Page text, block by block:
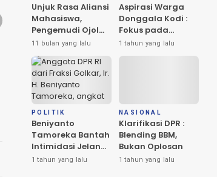
Unjuk Rasa Aliansi
Mahasiswa,
Pengemudi Ojol
dan Masyarakat
Berlangsung
Damai
11 bulan yang lalu
Aspirasi Warga
Donggala Kodi :
Fokus pada
Penerangan dan
1 tahun yang lalu
POLITIK
Beniyanto
Tamoreka Bantah
Intimidasi Jelang
PSU Banggai:
1 tahun yang lalu
NASIONAL
Klarifikasi DPR :
Blending BBM,
Bukan Oplosan
1 tahun yang lalu